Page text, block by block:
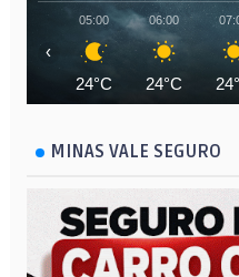
05:00
24°C
06:00
24°C
‹
MINAS VALE SEGURO